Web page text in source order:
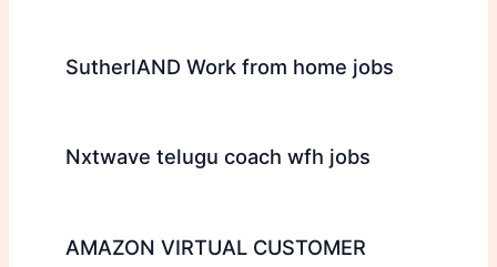
SutherlAND Work from home jobs
Nxtwave telugu coach wfh jobs
AMAZON VIRTUAL CUSTOMER